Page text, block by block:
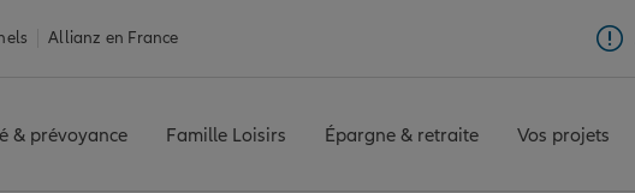
Allianz en France
& prévoyance Famille Loisirs Épargne & retraite Vos projets